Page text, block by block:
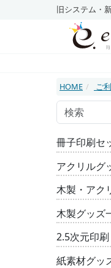
旧システム・
HOME ご
冊子印刷セ
アクリルグ
木製・アク
木製グッズ
2.5次元印刷
紙素材グッ